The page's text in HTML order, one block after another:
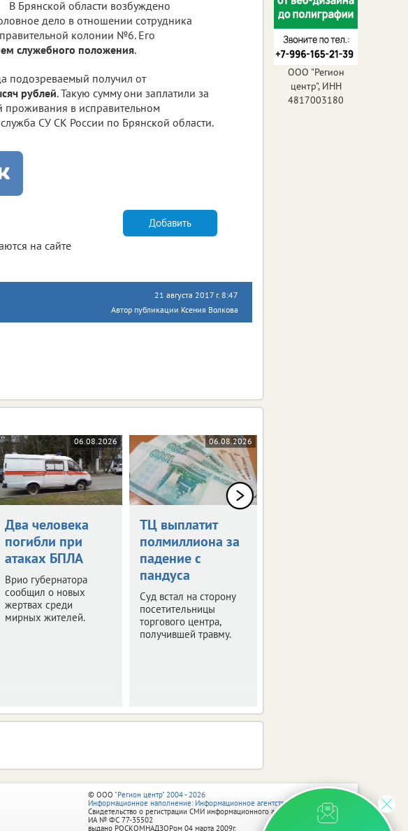
В Брянской области возбуждено
дело в отношении сотрудника
колонии №6. Его
служебного положения.
подозреваемый получил от
рублей. Такую сумму они заплатили за
в исправительном
СУ СК России по Брянской области.
на сайте
Добавить
21 августа 2017 г. 8:47
Автор публикации Ксения Волкова
06.08.2026
Два человека
погибли при
атаках БПЛА
Врио губернатора
сообщил о новых
жертвах среди
мирных жителей.
06.08.2026
ТЦ выплатит
полмиллиона за
падение с
пандуса
Суд встал на сторону
посетительницы
торгового центра,
получившей травму.
ООО "Регион
центр", ИНН
4817003180
© ООО "Регион центр" 2004 - 2026
Информационное наполнение: Информационное агентство vRossii.ru
Свидетельство о регистрации СМИ информационного агентства vRossii.ru
ИА № ФС 77‑35502
выдано РОСКОМНАДЗОРом 04 марта 2009г.